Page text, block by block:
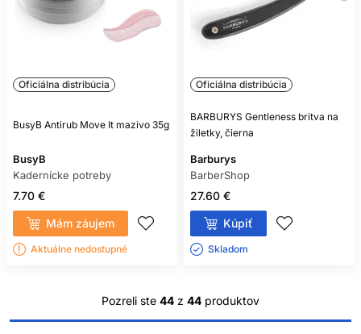
Oficiálna distribúcia
BusyB Antirub Move It mazivo 35g
BusyB
Kadernícke potreby
7.70 €
Mám záujem
Aktuálne nedostupné
Oficiálna distribúcia
BARBURYS Gentleness britva na
žiletky, čierna
Barburys
BarberShop
27.60 €
Kúpiť
Skladom ㅤ
Pozreli ste 44 z 44 produktov